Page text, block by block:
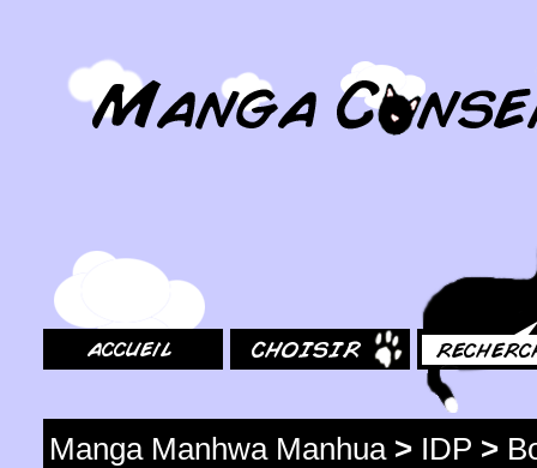
Manga Manhwa Manhua> IDP >